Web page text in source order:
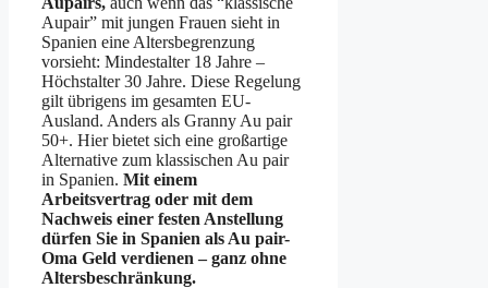
Aupair” mit jungen Frauen sieht in
Spanien eine Altersbegrenzung
vorsieht: Mindestalter 18 Jahre –
Höchstalter 30 Jahre. Diese Regelung
gilt übrigens im gesamten EU-
Ausland. Anders als Granny Au pair
50+. Hier bietet sich eine großartige
Alternative zum klassischen Au pair
in Spanien. Mit einem
Arbeitsvertrag oder mit dem
Nachweis einer festen Anstellung
dürfen Sie in Spanien als Au pair-
Oma Geld verdienen – ganz ohne
Altersbeschränkung.